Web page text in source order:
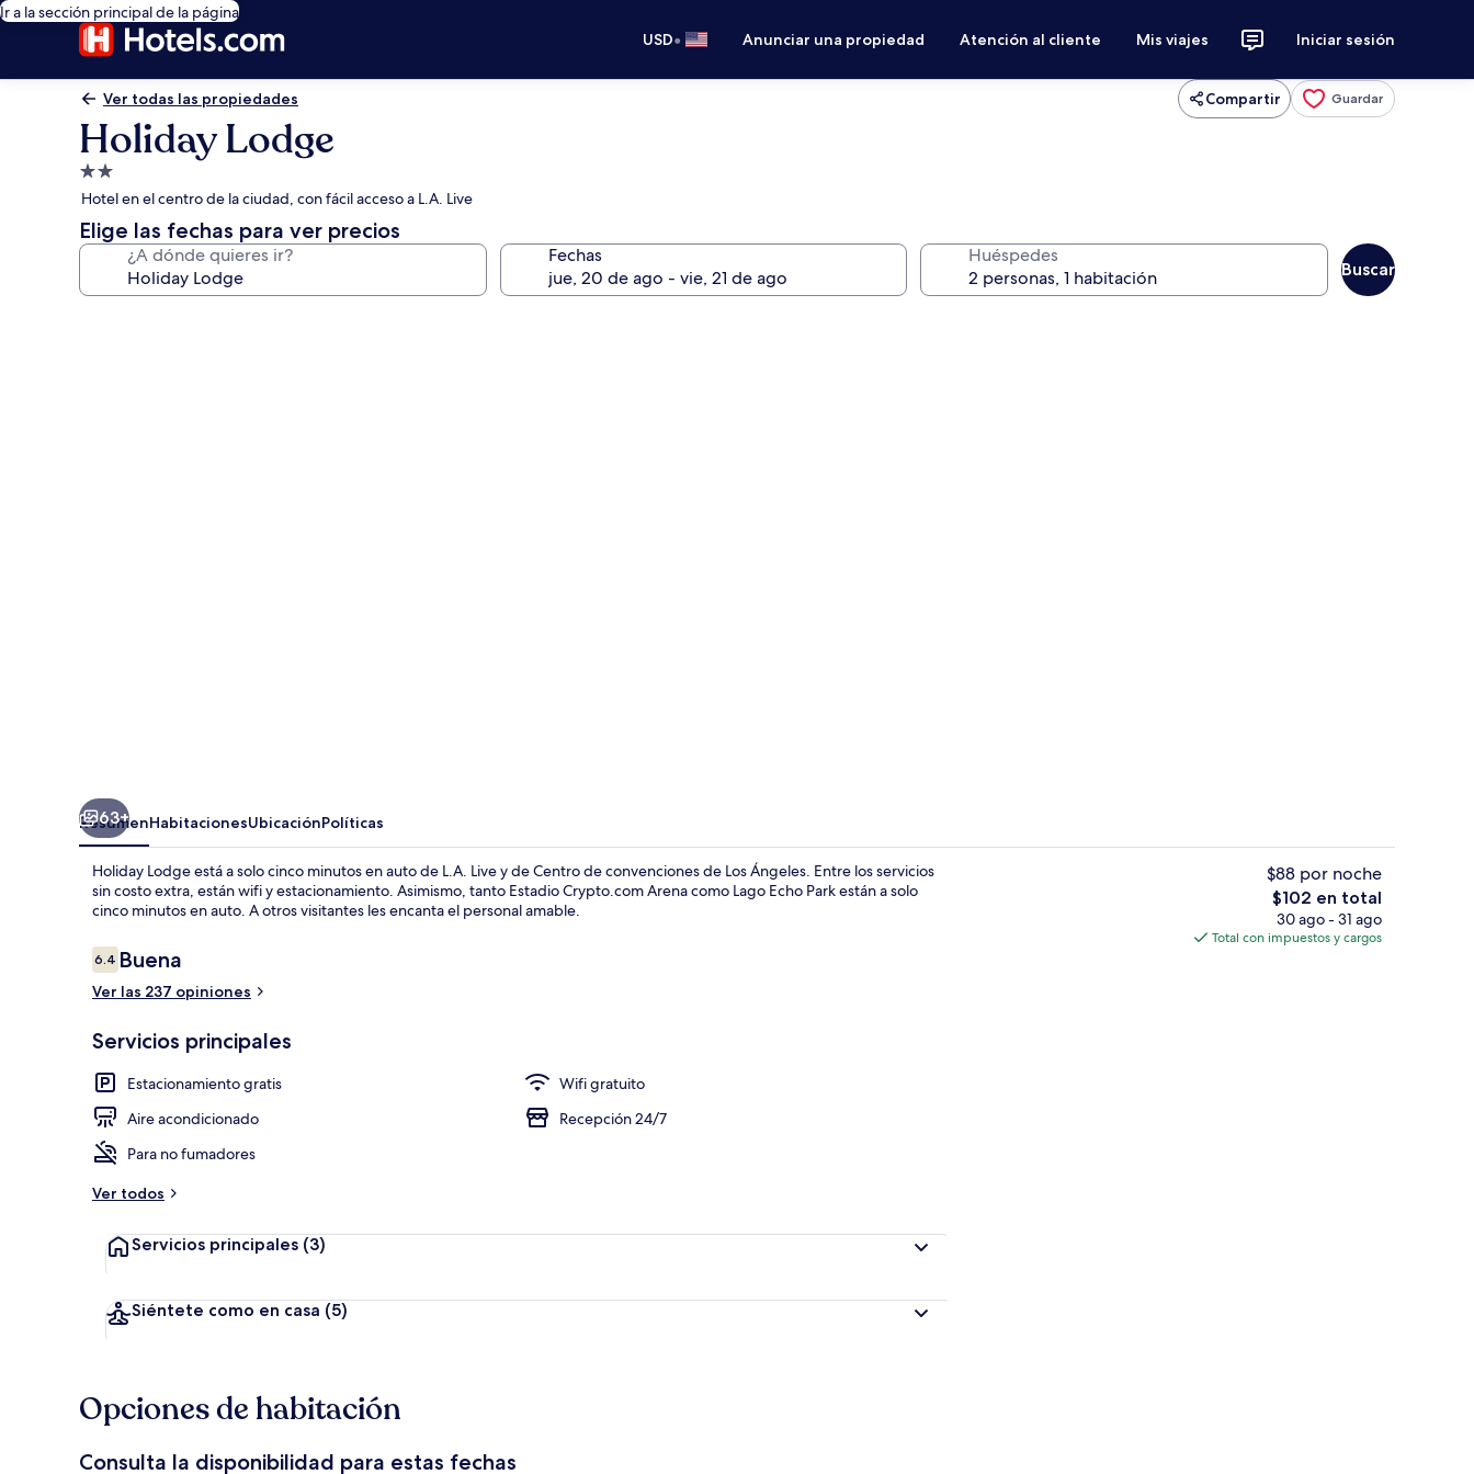
Ir a la sección principal de la página
USD• Anunciar una propiedad Atención al cliente Mis viajes Iniciar sesión
Ver todas las propiedades Compartir Guardar
Holiday Lodge
Propiedad
de
2.0
estrellas
Hotel en el centro de la ciudad, con fácil acceso a L.A. Live
Elige las fechas para ver precios
¿A dónde quieres ir? Fechas Huéspedes
Buscar
Exterior
63+
ResumenHabitacionesUbicaciónPolíticas
Holiday Lodge está a solo cinco minutos en auto de L.A. Live y de Centro de convenciones de Los Ángeles. Entre los servicios
sin costo extra, están wifi y estacionamiento. Asimismo, tanto Estadio Crypto.com Arena como Lago Echo Park están a solo
cinco minutos en auto. A otros visitantes les encanta el personal amable.
Opiniones
6.46.4 de 10,
Buena
Ver las 237 opiniones
Servicios principales
Estacionamiento gratis
Wifi gratuito
Aire acondicionado
Recepción 24/7
Para no fumadores
Ver todos
Servicios principales (3)
Siéntete como en casa (5)
$88 por noche
El
precio
total
$102 en total
30 ago - 31 ago
Total con impuestos y cargos
Opciones de habitación
Consulta la disponibilidad para estas fechas